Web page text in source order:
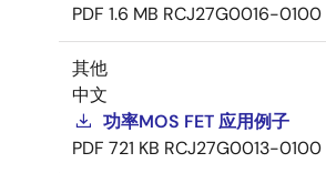
PDF 1.6 MB RCJ27G0016-0100
其他
中文
功率MOS FET 应用例子
PDF 721 KB RCJ27G0013-0100